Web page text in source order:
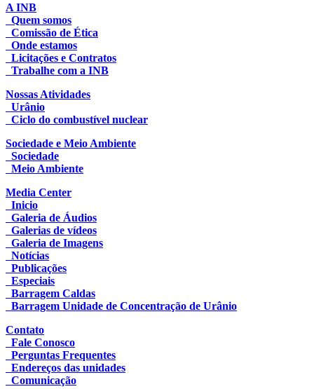
A INB
Quem somos
Comissão de Ética
Onde estamos
Licitações e Contratos
Trabalhe com a INB
Nossas Atividades
Urânio
Ciclo do combustível nuclear
Sociedade e Meio Ambiente
Sociedade
Meio Ambiente
Media Center
Inicio
Galeria de Áudios
Galerias de vídeos
Galeria de Imagens
Notícias
Publicações
Especiais
Barragem Caldas
Barragem Unidade de Concentração de Urânio
Contato
Fale Conosco
Perguntas Frequentes
Endereços das unidades
Comunicação